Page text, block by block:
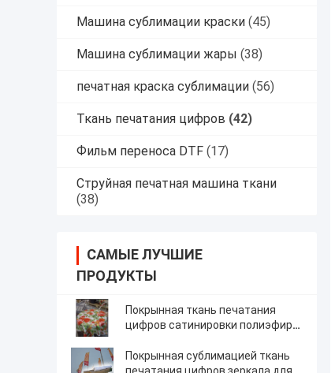
Машина сублимации краски (45)
Машина сублимации жары (38)
печатная краска сублимации (56)
Ткань печатания цифров (42)
Фильм переноса DTF (17)
Струйная печатная машина ткани
(38)
САМЫЕ ЛУЧШИЕ
ПРОДУКТЫ
Покрынная ткань печатания
цифров сатинировки полиэфира
Покрынная сублимацией ткань